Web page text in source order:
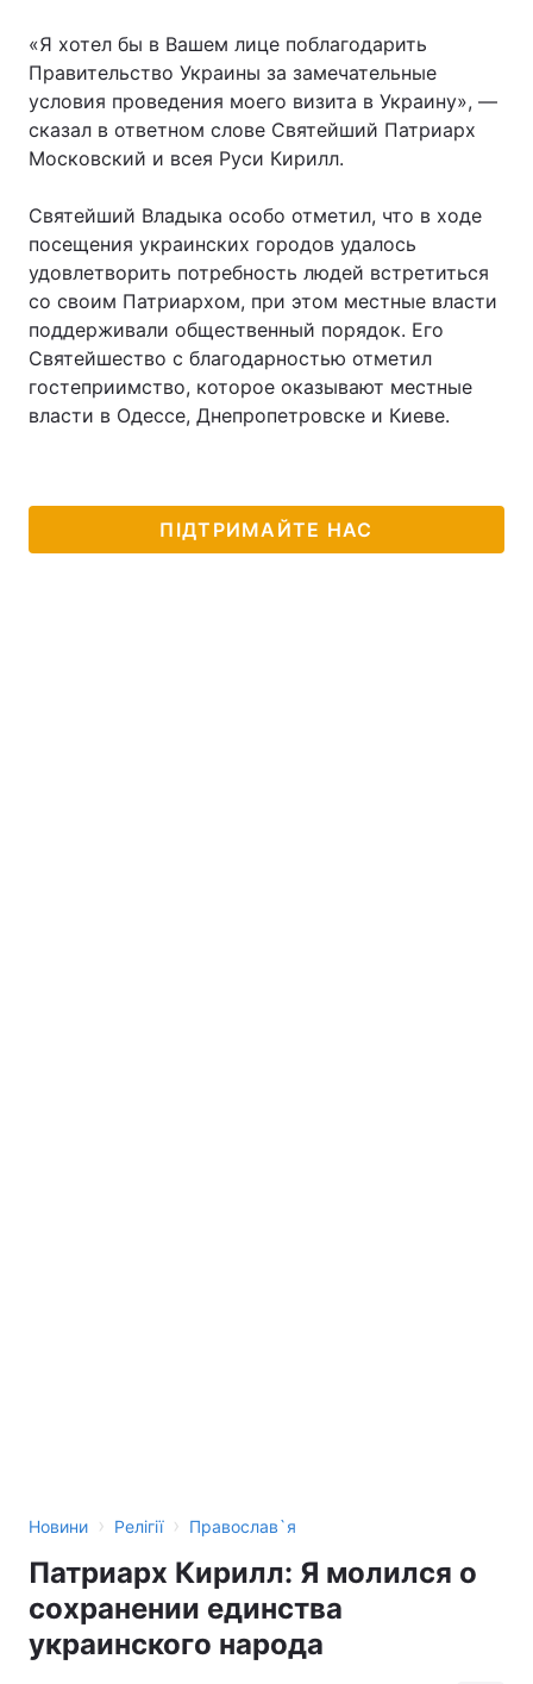
«Я хотел бы в Вашем лице поблагодарить
Правительство Украины за замечательные
условия проведения моего визита в Украину», —
сказал в ответном слове Святейший Патриарх
Московский и всея Руси Кирилл.
Святейший Владыка особо отметил, что в ходе
посещения украинских городов удалось
удовлетворить потребность людей встретиться
со своим Патриархом, при этом местные власти
поддерживали общественный порядок. Его
Святейшество с благодарностью отметил
гостеприимство, которое оказывают местные
власти в Одессе, Днепропетровске и Киеве.
ПІДТРИМАЙТЕ НАС
Новини › Релігії › Православ`я
Патриарх Кирилл: Я молился о
сохранении единства
украинского народа